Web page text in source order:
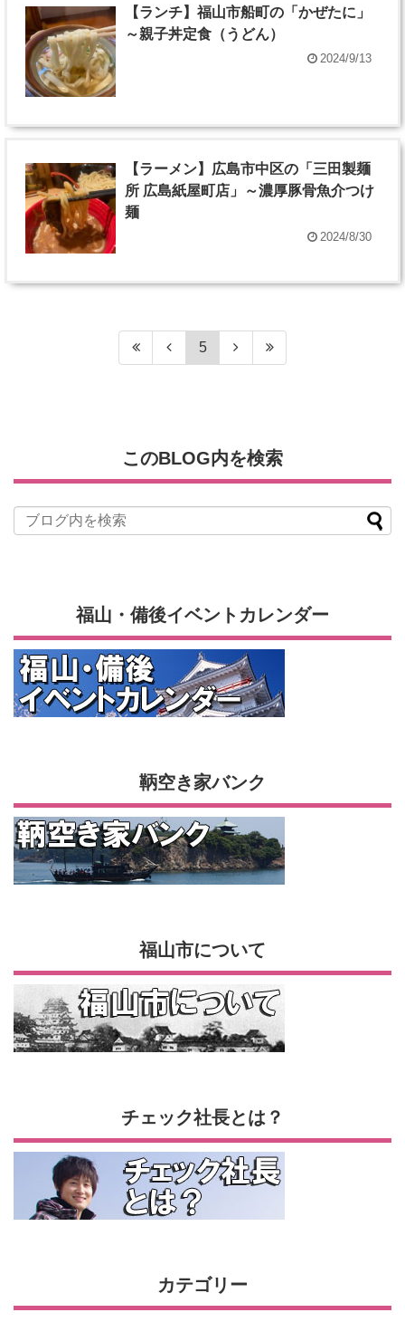
【ランチ】福山市船町の「かぜたに」
～親子丼定食（うどん）
2024/9/13
【ラーメン】広島市中区の「三田製麺
所 広島紙屋町店」～濃厚豚骨魚介つけ
麺
2024/8/30
5
このBLOG内を検索
福山・備後イベントカレンダー
鞆空き家バンク
福山市について
チェック社長とは？
カテゴリー